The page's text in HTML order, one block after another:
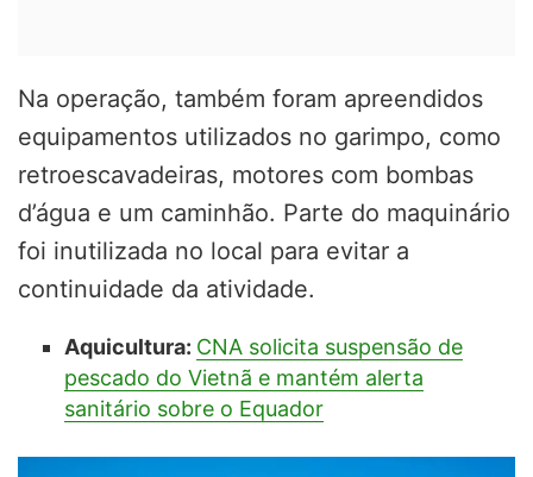
Na operação, também foram apreendidos
equipamentos utilizados no garimpo, como
retroescavadeiras, motores com bombas
d’água e um caminhão. Parte do maquinário
foi inutilizada no local para evitar a
continuidade da atividade.
Aquicultura: CNA solicita suspensão de
pescado do Vietnã e mantém alerta
sanitário sobre o Equador